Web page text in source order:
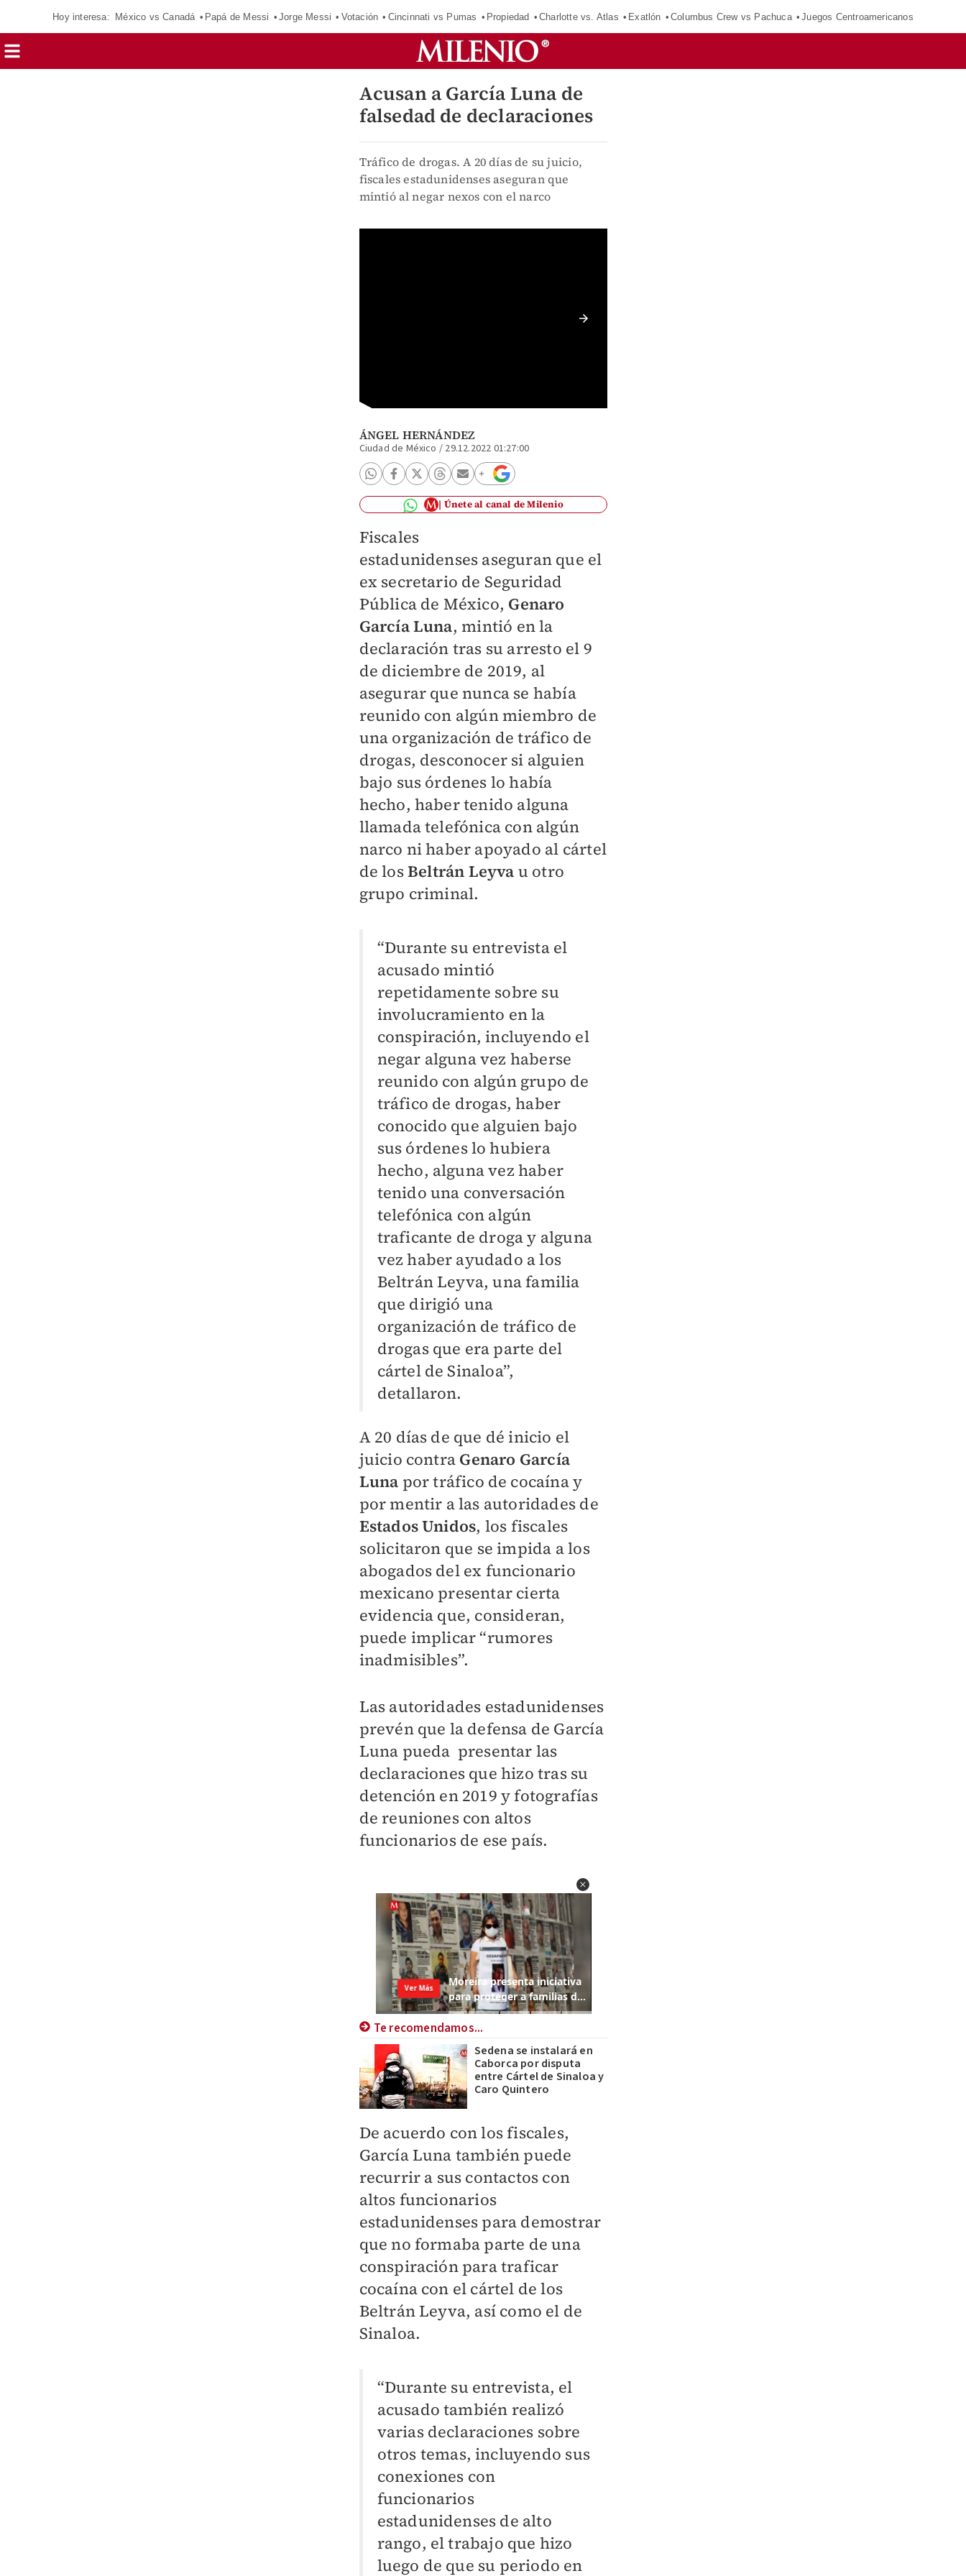
Hoy interesa: México vs Canadá Papá de Messi Jorge Messi Votación Cincinnati vs Pumas Propiedad Charlotte vs. Atlas Exatlón Columbus Crew vs Pachuca Juegos Centroamericanos
Acusan a García Luna de
falsedad de declaraciones
Tráfico de drogas. A 20 días de su juicio,
fiscales estadunidenses aseguran que
mintió al negar nexos con el narco
ÁNGEL HERNÁNDEZ
Ciudad de México / 29.12.2022 01:27:00
Únete al canal de Milenio
Fiscales
estadunidenses aseguran que el
ex secretario de Seguridad
Pública de México, Genaro
García Luna, mintió en la
declaración tras su arresto el 9
de diciembre de 2019, al
asegurar que nunca se había
reunido con algún miembro de
una organización de tráfico de
drogas, desconocer si alguien
bajo sus órdenes lo había
hecho, haber tenido alguna
llamada telefónica con algún
narco ni haber apoyado al cártel
de losBeltrán Leyva u otro
grupo criminal.
“Durante su entrevista el
acusado mintió
repetidamente sobre su
involucramiento en la
conspiración, incluyendo el
negar alguna vez haberse
reunido con algún grupo de
tráfico de drogas, haber
conocido que alguien bajo
sus órdenes lo hubiera
hecho, alguna vez haber
tenido una conversación
telefónica con algún
traficante de droga y alguna
vez haber ayudado a los
Beltrán Leyva, una familia
que dirigió una
organización de tráfico de
drogas que era parte del
cártel de Sinaloa”,
detallaron.
A 20 días de que dé inicio el
juicio contra Genaro García
Luna por tráfico de cocaína y
por mentir a las autoridades de
Estados Unidos, los fiscales
solicitaron que se impida a los
abogados del ex funcionario
mexicano presentar cierta
evidencia que, consideran,
puede implicar “rumores
inadmisibles”.
Las autoridades estadunidenses
prevén que la defensa de García
Luna pueda presentar las
declaraciones que hizo tras su
detención en 2019 y fotografías
de reuniones con altos
funcionarios de ese país.
Te recomendamos...
Sedena se instalará en
Caborca por disputa
entre Cártel de Sinaloa y
Caro Quintero
De acuerdo con los fiscales,
García Luna también puede
recurrir a sus contactos con
altos funcionarios
estadunidenses para demostrar
que no formaba parte de una
conspiración para traficar
cocaína con el cártel de los
Beltrán Leyva, así como el de
Sinaloa.
“Durante su entrevista, el
acusado también realizó
varias declaraciones sobre
otros temas, incluyendo sus
conexiones con
funcionarios
estadunidenses de alto
rango, el trabajo que hizo
luego de que su periodo en